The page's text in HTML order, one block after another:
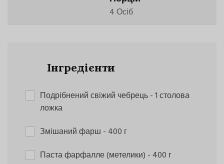
4 Осіб
Інгредієнти
Подрібнений свіжий чебрець- 1 столова
ложка
Змішаний фарш - 400 г
Паста фарфалле (метелики) - 400 г